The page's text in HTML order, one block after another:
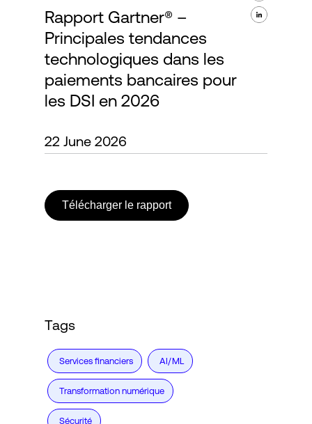
A propos de nous
Language
Rapport Gartner® –
Principales tendances
technologiques dans les
paiements bancaires pour
les DSI en 2026
22 June 2026
Télécharger le rapport
Tags
Services financiers AI/ML
Transformation numérique
Sécurité